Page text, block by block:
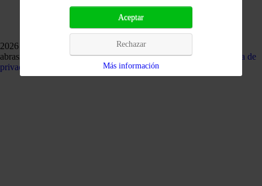
2026 - Abrasivos Prisma | Transformadores y distribuidores de
abrasivos | Transformadores y distribuidores de abrasivos -
Política de
privacidad
Política de cookies- Diseño por:
Aceptar
Rechazar
Más información